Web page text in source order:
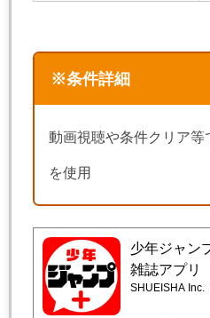
※条件詳細
動画視聴や条件クリア等
を使用
少年ジャン
雑誌アプリ
SHUEISHA Inc.